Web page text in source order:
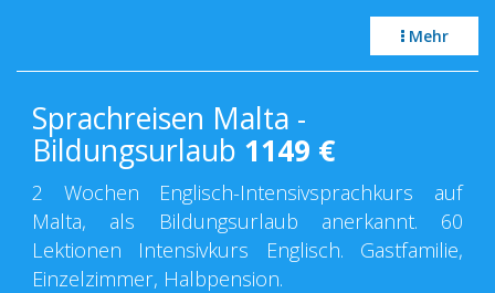
Mehr
Sprachreisen Malta -
Bildungsurlaub 1149 €
2 Wochen Englisch-Intensivsprachkurs auf
Malta, als Bildungsurlaub anerkannt. 60
Lektionen Intensivkurs Englisch. Gastfamilie,
Einzelzimmer, Halbpension.